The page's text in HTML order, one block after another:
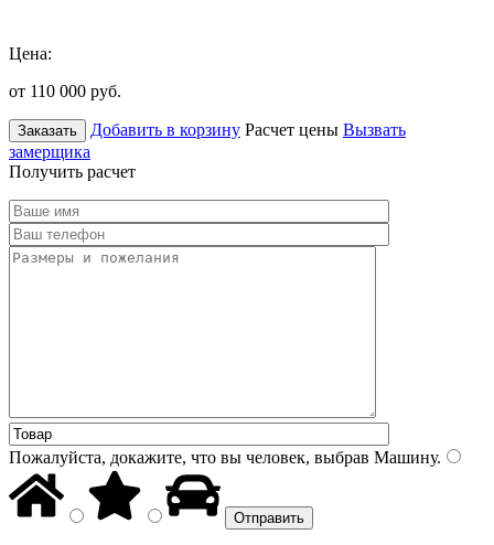
Цена:
от 110 000 руб.
Заказать Добавить в корзину Расчет цены Вызвать
замерщика
Получить расчет
Пожалуйста, докажите, что вы человек, выбрав Машину.